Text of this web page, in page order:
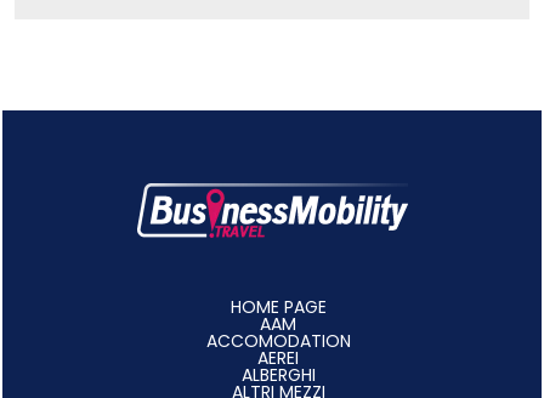
HOME PAGE
AAM
ACCOMODATION
AEREI
ALBERGHI
ALTRI MEZZI